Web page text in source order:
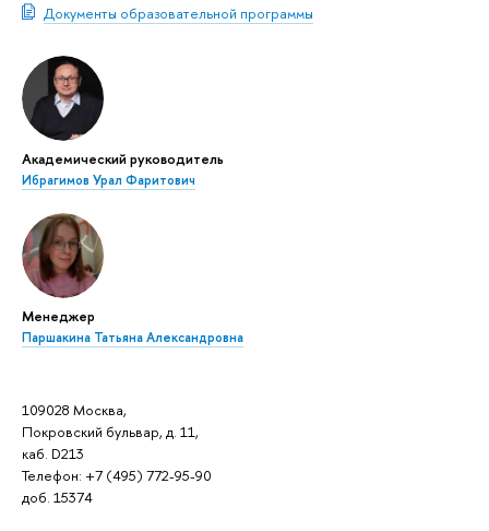
Документы образовательной программы
Академический руководитель
Ибрагимов Урал Фаритович
Менеджер
Паршакина Татьяна Александровна
109028 Москва,
Покровский бульвар, д. 11,
каб. D213
Телефон: +7 (495) 772-95-90
доб. 15374